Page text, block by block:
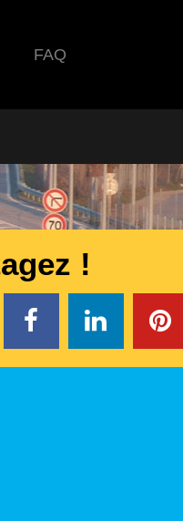
FAQ
!